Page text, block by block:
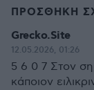
ΠΡΟΣΘΗΚΗ
Grecko.Site
12.05.2026, 01:26
5 6 0 7 Στον
κάποιον